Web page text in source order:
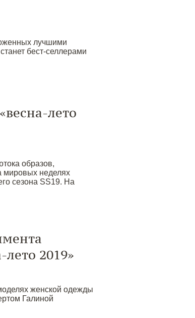
лучшими
бест-селлерами
лето
образов,
мировых неделях
сезона SS19. На
2019»
женской одежды
Галиной